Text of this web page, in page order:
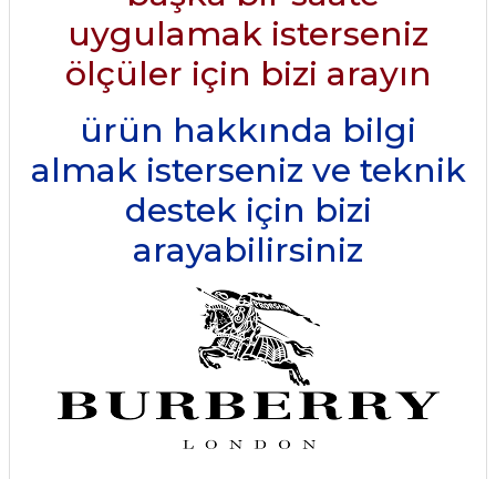
uygulamak isterseniz
ölçüler için bizi arayın
ürün hakkında bilgi
almak isterseniz ve teknik
destek için bizi
arayabilirsiniz